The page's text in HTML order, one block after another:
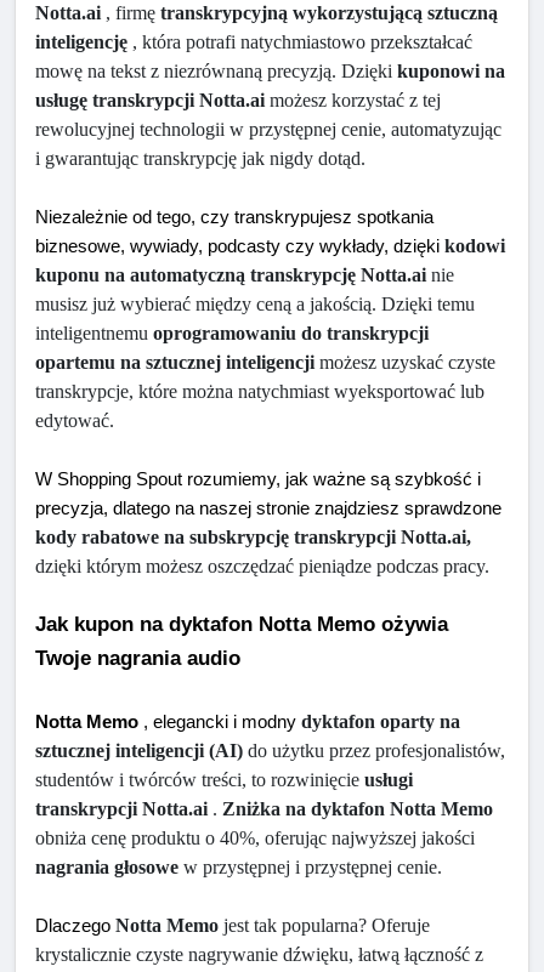
Notta.ai , firmę transkrypcyjną wykorzystującą sztuczną
inteligencję , która potrafi natychmiastowo przekształcać
mowę na tekst z niezrównaną precyzją. Dzięki kuponowi na
usługę transkrypcji Notta.ai możesz korzystać z tej
rewolucyjnej technologii w przystępnej cenie, automatyzując
i gwarantując transkrypcję jak nigdy dotąd.
Niezależnie od tego, czy transkrypujesz spotkania
biznesowe, wywiady, podcasty czy wykłady, dzięki kodowi
kuponu na automatyczną transkrypcję Notta.ai nie
musisz już wybierać między ceną a jakością. Dzięki temu
inteligentnemu oprogramowaniu do transkrypcji
opartemu na sztucznej inteligencji możesz uzyskać czyste
transkrypcje, które można natychmiast wyeksportować lub
edytować.
W Shopping Spout rozumiemy, jak ważne są szybkość i
kody rabatowe na subskrypcję transkrypcji Notta.ai,
dzięki którym możesz oszczędzać pieniądze podczas pracy.
Jak kupon na dyktafon Notta Memo ożywia
Twoje nagrania audio
Notta Memo , elegancki i modny dyktafon oparty na
sztucznej inteligencji (AI) do użytku przez profesjonalistów,
studentów i twórców treści, to rozwinięcie usługi
transkrypcji Notta.ai . Zniżka na dyktafon Notta Memo
nagrania głosowe w przystępnej i przystępnej cenie.
Dlaczego Notta Memo jest tak popularna? Oferuje